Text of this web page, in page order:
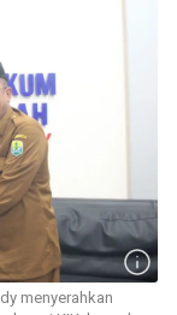
menyerahkan